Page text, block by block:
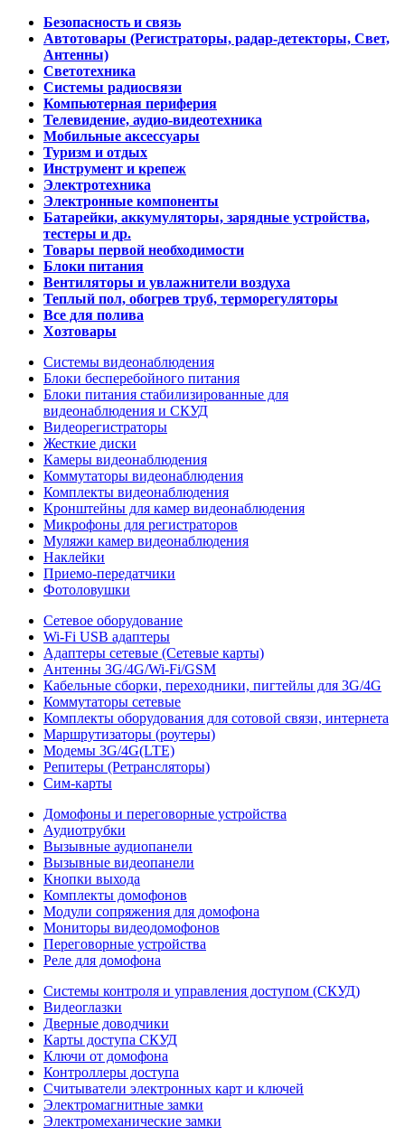
Безопасность и связь
Автотовары (Регистраторы, радар-детекторы, Свет,
Антенны)
Светотехника
Системы радиосвязи
Компьютерная периферия
Телевидение, аудио-видеотехника
Мобильные аксессуары
Туризм и отдых
Инструмент и крепеж
Электротехника
Электронные компоненты
Батарейки, аккумуляторы, зарядные устройства,
тестеры и др.
Товары первой необходимости
Блоки питания
Вентиляторы и увлажнители воздуха
Теплый пол, обогрев труб, терморегуляторы
Все для полива
Хозтовары
Системы видеонаблюдения
Блоки бесперебойного питания
Блоки питания стабилизированные для
видеонаблюдения и СКУД
Видеорегистраторы
Жесткие диски
Камеры видеонаблюдения
Коммутаторы видеонаблюдения
Комплекты видеонаблюдения
Кронштейны для камер видеонаблюдения
Микрофоны для регистраторов
Муляжи камер видеонаблюдения
Наклейки
Приемо-передатчики
Фотоловушки
Сетевое оборудование
Wi-Fi USB адаптеры
Адаптеры сетевые (Сетевые карты)
Антенны 3G/4G/Wi-Fi/GSM
Кабельные сборки, переходники, пигтейлы для 3G/4G
Коммутаторы сетевые
Комплекты оборудования для сотовой связи, интернета
Маршрутизаторы (роутеры)
Модемы 3G/4G(LTE)
Репитеры (Ретрансляторы)
Сим-карты
Домофоны и переговорные устройства
Аудиотрубки
Вызывные аудиопанели
Вызывные видеопанели
Кнопки выхода
Комплекты домофонов
Модули сопряжения для домофона
Мониторы видеодомофонов
Переговорные устройства
Реле для домофона
Системы контроля и управления доступом (СКУД)
Видеоглазки
Дверные доводчики
Карты доступа СКУД
Ключи от домофона
Контроллеры доступа
Считыватели электронных карт и ключей
Электромагнитные замки
Электромеханические замки